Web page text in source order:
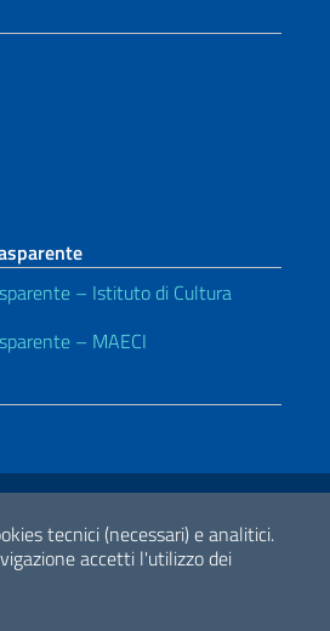
tecnici (necessari) e analitici.
accetti l'utilizzo dei
– Istituto di Cultura
– MAECI